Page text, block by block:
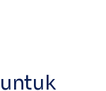
untuk